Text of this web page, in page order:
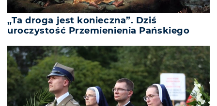
„Ta droga jest konieczna”. Dziś
uroczystość Przemienienia Pańskiego